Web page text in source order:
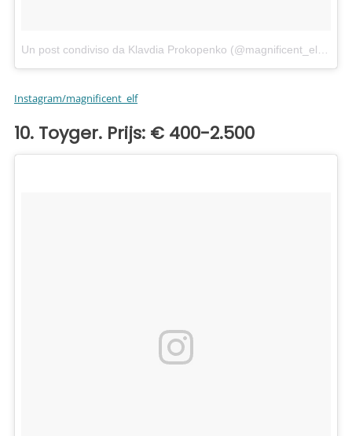
Un post condiviso da Klavdia Prokopenko (@magnificent_elf)in
Instagram/magnificent_elf
10. Toyger. Prijs: € 400-2.500